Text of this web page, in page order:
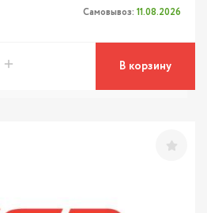
Самовывоз: 11.08.2026
В корзину